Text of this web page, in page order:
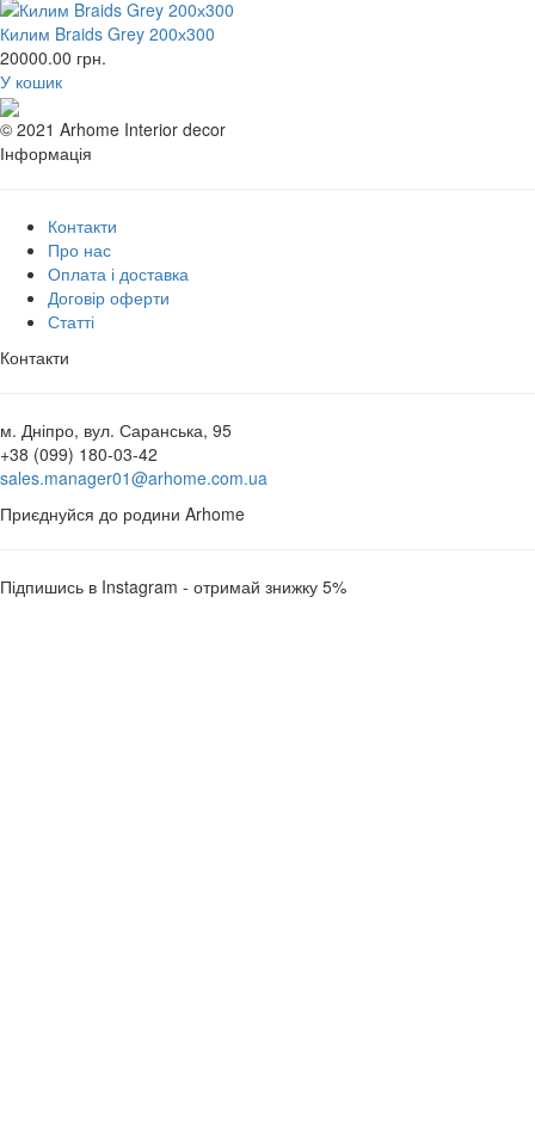
Килим Braids Grey 200х300
20000.00 грн.
У кошик
© 2021 Arhome Interior decor
Інформація
Контакти
Про нас
Оплата і доставка
Договір оферти
Статті
Контакти
м. Дніпро, вул. Саранська, 95
+38 (099) 180-03-42
sales.manager01@arhome.com.ua
Приєднуйся до родини Arhome
Підпишись в Instagram - отримай знижку 5%